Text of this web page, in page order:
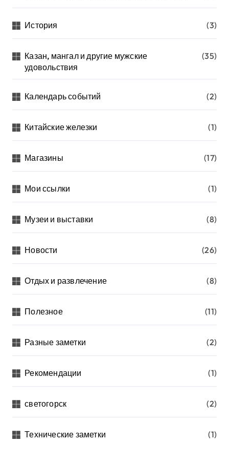
История (3)
Казан, мангал и другие мужские
удовольствия
(35)
Календарь событий (2)
Китайские железки (1)
Магазины (17)
Мои ссылки (1)
Музеи и выставки (8)
Новости (26)
Отдых и развлечение (8)
Полезное (11)
Разные заметки (2)
Рекомендации (1)
светогорск (2)
Технические заметки (1)